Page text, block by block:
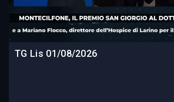
TG Lis 01/08/2026